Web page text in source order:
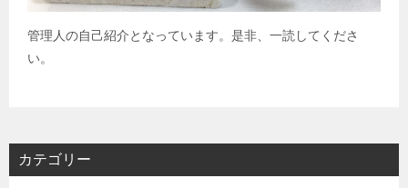
管理人の自己紹介となっています。是非、一読してくださ
い。
カテゴリー